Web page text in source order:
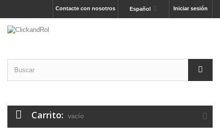
Iniciar sesión
Español
Contacte con nosotros
Carrito: vacío